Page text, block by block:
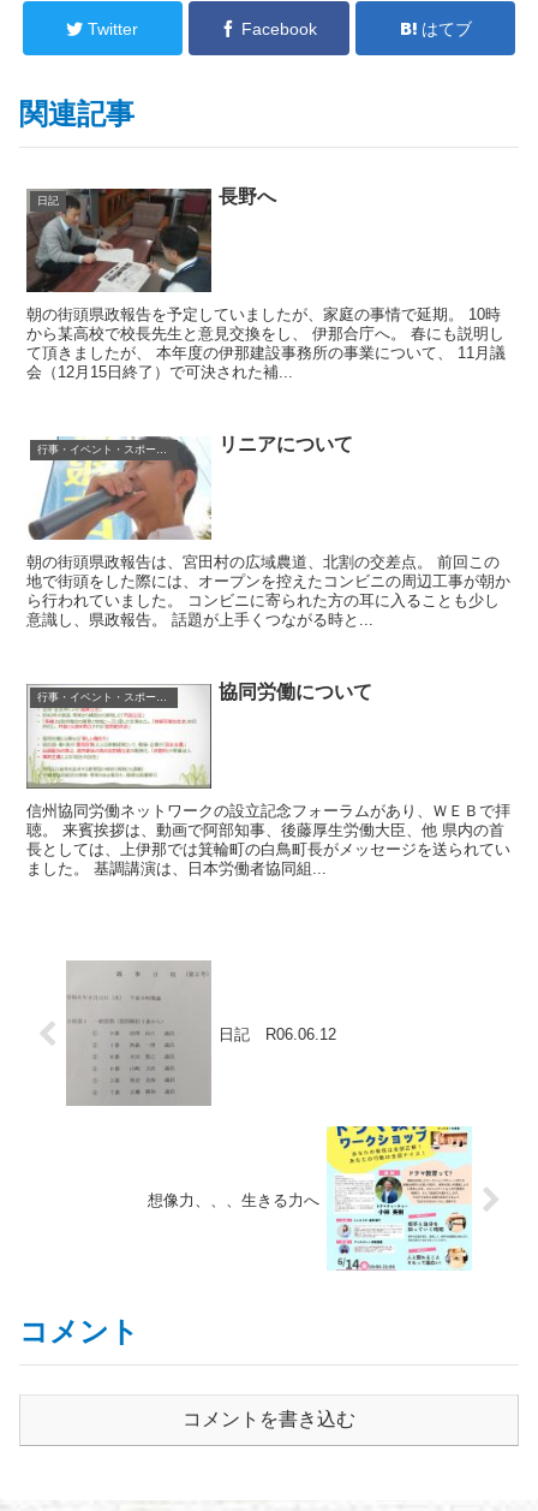
Twitter Facebook はてブ
関連記事
日記 長野へ
朝の街頭県政報告を予定していましたが、家庭の事情で延期。 10時
から某高校で校長先生と意見交換をし、 伊那合庁へ。 春にも説明し
て頂きましたが、 本年度の伊那建設事務所の事業について、 11月議
会（12月15日終了）で可決された補...
行事・イベント・スポーツ等 リニアについて
朝の街頭県政報告は、宮田村の広域農道、北割の交差点。 前回この
地で街頭をした際には、オープンを控えたコンビニの周辺工事が朝か
ら行われていました。 コンビニに寄られた方の耳に入ることも少し
意識し、県政報告。 話題が上手くつながる時と...
行事・イベント・スポーツ等 協同労働について
信州協同労働ネットワークの設立記念フォーラムがあり、ＷＥＢで拝
聴。 来賓挨拶は、動画で阿部知事、後藤厚生労働大臣、他 県内の首
長としては、上伊那では箕輪町の白鳥町長がメッセージを送られてい
ました。 基調講演は、日本労働者協同組...
日記 R06.06.12
想像力、、、生きる力へ
コメント
コメントを書き込む